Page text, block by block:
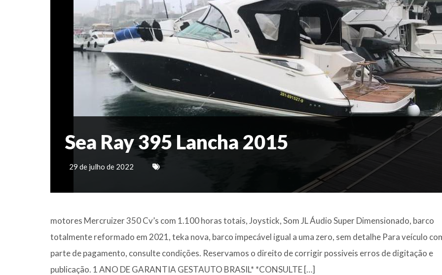
Sea Ray 395 Lancha 2015
29 de julho de 2022
motores Mercruizer 350 Cv’s com 1.100 horas totais, Joystick, Som JL Áudio Super Dimensionado, barco
totalmente reformado em 2021, teka nova, barco impecável igual a uma zero, sem detalhe Para veículo
parte de pagamento, consulte condições. Reservamos o direito de corrigir possiveis erros de digitação e
publicação. 1 ANO DE GARANTIA GESTAUTO BRASIL* *CONSULTE […]